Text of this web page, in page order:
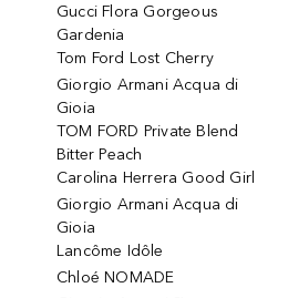
Gucci Flora Gorgeous
Gardenia
Tom Ford Lost Cherry
Giorgio Armani Acqua di
Gioia
TOM FORD Private Blend
Bitter Peach
Carolina Herrera Good Girl
Giorgio Armani Acqua di
Gioia
Lancôme Idôle
Chloé NOMADE